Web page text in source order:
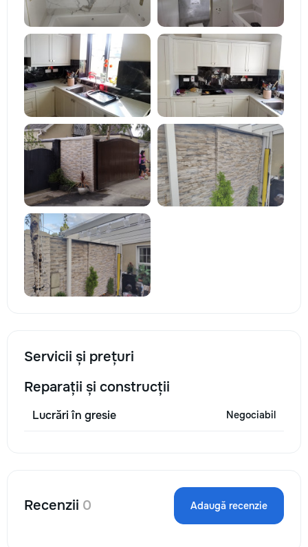
Servicii și prețuri
Reparații și construcții
Lucrări în gresie Negociabil
Recenzii 0 Adaugă recenzie